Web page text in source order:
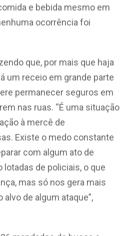
e bebida mesmo em
ocorrência foi
que, por mais que haja
um receio em grande parte
permanecer seguros em
nas ruas. “É uma situação
à mercê de
Existe o medo constante
com algum ato de
lotadas de policiais, o que
mas só nos gera mais
de algum ataque”,